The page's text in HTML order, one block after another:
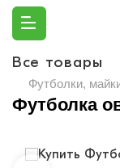
Все товары
Футболки,
Футболка